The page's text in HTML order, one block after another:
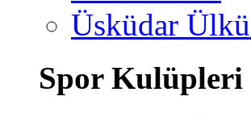
Üsküdar
Spor Kulüpleri